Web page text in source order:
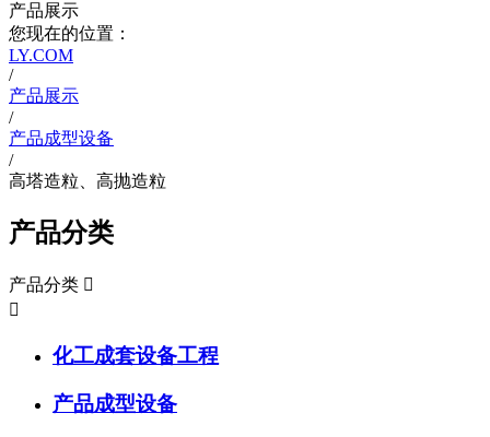
产品展示
您现在的位置：
LY.COM
/
产品展示
/
产品成型设备
/
高塔造粒、高抛造粒
产品分类
产品分类 

化工成套设备工程
产品成型设备